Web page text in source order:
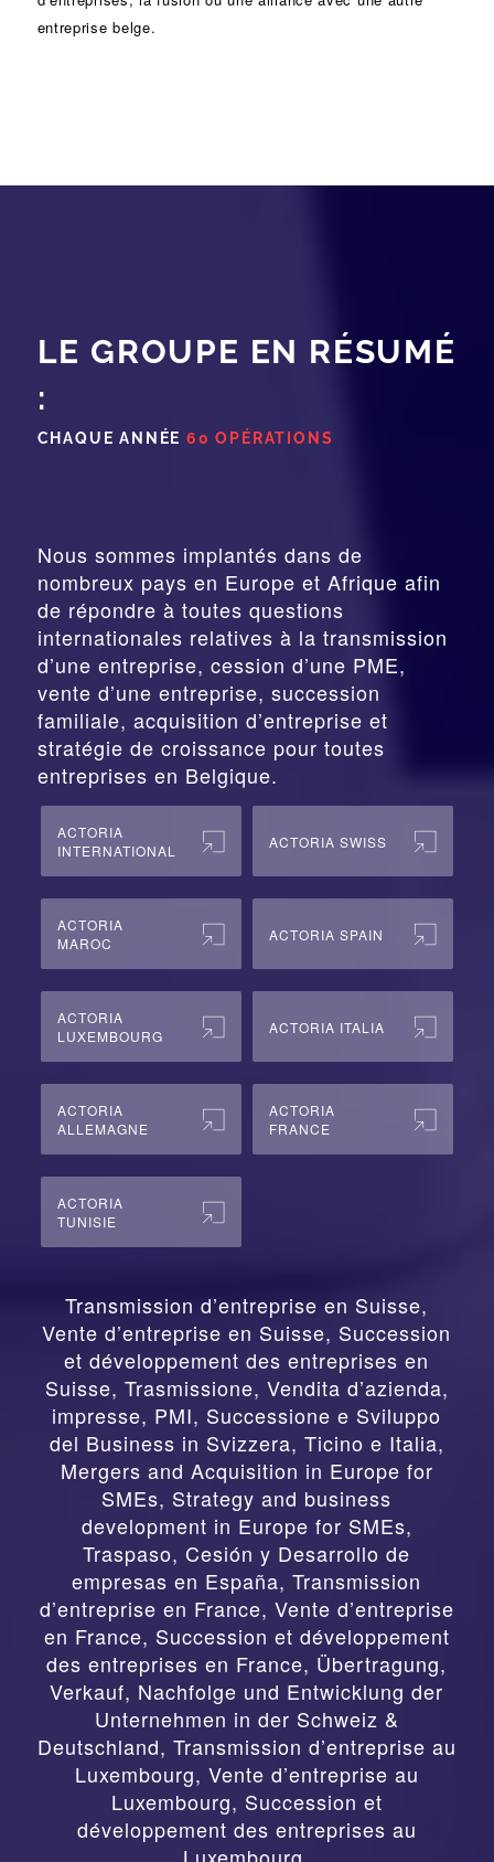
entreprise belge.
LE GROUPE EN RÉSUMÉ
:
CHAQUE ANNÉE 60 OPÉRATIONS
Nous sommes implantés dans de
nombreux pays en Europe et Afrique afin
de répondre à toutes questions
internationales relatives à la transmission
d’une entreprise, cession d’une PME,
vente d’une entreprise, succession
familiale, acquisition d’entreprise et
stratégie de croissance pour toutes
entreprises en Belgique.
ACTORIA
INTERNATIONAL
ACTORIA SWISS
ACTORIA
MAROC
ACTORIA SPAIN
ACTORIA
LUXEMBOURG
ACTORIA ITALIA
ACTORIA
ALLEMAGNE
ACTORIA
FRANCE
ACTORIA
TUNISIE
Transmission d’entreprise en Suisse,
Vente d’entreprise en Suisse, Succession
et développement des entreprises en
Suisse, Trasmissione, Vendita d’azienda,
impresse, PMI, Successione e Sviluppo
del Business in Svizzera, Ticino e Italia,
Mergers and Acquisition in Europe for
SMEs, Strategy and business
development in Europe for SMEs,
Traspaso, Cesión y Desarrollo de
empresas en España,Transmission
d’entreprise en France, Vente d’entreprise
en France, Succession et développement
des entreprises en France, Übertragung,
Verkauf, Nachfolge und Entwicklung der
Unternehmen in der Schweiz &
Deutschland, Transmission d’entreprise au
Luxembourg, Vente d’entreprise au
Luxembourg, Succession et
développement des entreprises au